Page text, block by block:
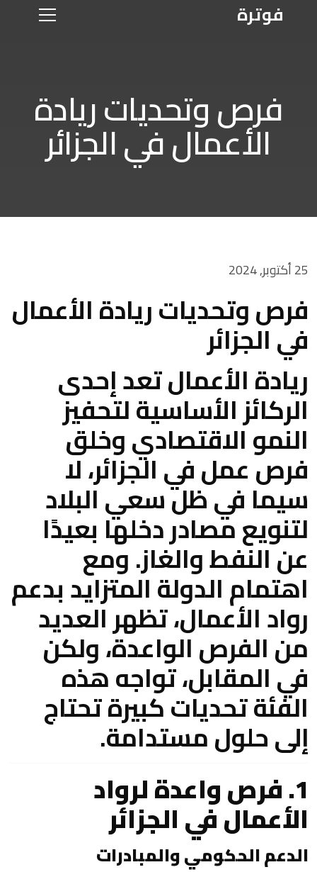
فوترة
فرص وتحديات ريادة
الأعمال في الجزائر
25 أكتوبر, 2024
فرص وتحديات ريادة الأعمال
في الجزائر
ريادة الأعمال تعد إحدى
الركائز الأساسية لتحفيز
النمو الاقتصادي وخلق
فرص عمل في الجزائر، لا
سيما في ظل سعي البلاد
لتنويع مصادر دخلها بعيدًا
عن النفط والغاز. ومع
اهتمام الدولة المتزايد بدعم
رواد الأعمال، تظهر العديد
من الفرص الواعدة، ولكن
في المقابل، تواجه هذه
الفئة تحديات كبيرة تحتاج
إلى حلول مستدامة.
1. فرص واعدة لرواد
الأعمال في الجزائر
الدعم الحكومي والمبادرات